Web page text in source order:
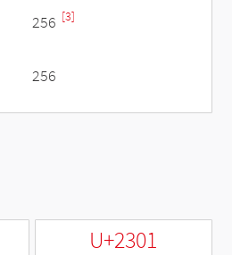
256 [3]
256
U+2301